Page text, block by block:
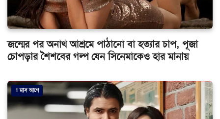
জন্মের পর অনাথ আশ্রমে পাঠানো বা হত্যার চাপ, পূজা
চোপড়ার শৈশবের গল্প যেন সিনেমাকেও হার মানায়
1 মাস আগে